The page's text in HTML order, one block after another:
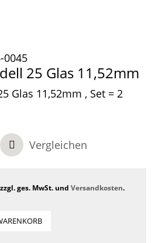
0045
25 Glas 11,52mm
Glas 11,52mm , Set = 2
Vergleichen
ges. MwSt. und Versandkosten.